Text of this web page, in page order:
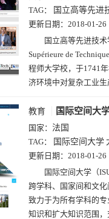
TAG：
国立高等先进
更新日期： 2018-01-26
国立高等先进技术
Supérieure de
程师大学校，于1741
济环境中对复杂工业生
教育 国际空间大
国家： 法国
TAG：
国际空间大学
更新日期： 2018-01-26
国际空间大学（
跨学科、国家间和文
致力于为所有学科的
知识和扩大知识范围，